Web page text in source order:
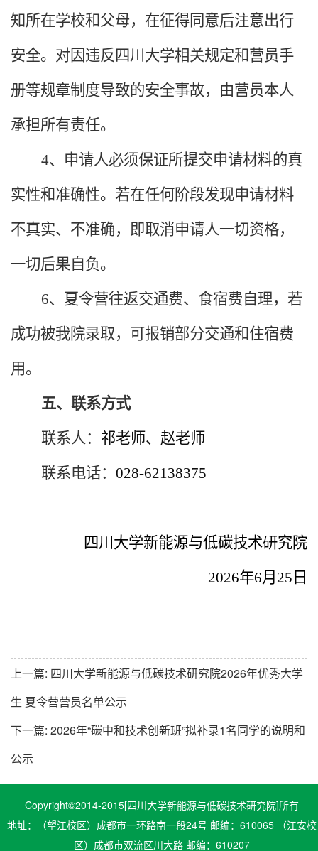
知所在学校和父母，在征得同意后注意出行
安全。对因违反四川大学相关规定和营员手
册等规章制度导致的安全事故，由营员本人
承担所有责任。
4、申请人必须保证所提交申请材料的真
实性和准确性。若在任何阶段发现申请材料
不真实、不准确，即取消申请人一切资格，
一切后果自负。
6、夏令营往返交通费、 食宿费自理， 若
成功被我院录取，可报销部分交通和住宿费
用。
五、联系方式
联系人： 祁老师、赵老师
联系电话： 028-62138375
四川大学新能源与低碳技术研究院
2026年6月 25 日
上一篇: 四川大学新能源与低碳技术研究院2026年优秀大学
生 夏令营营员名单公示
下一篇: 2026年“碳中和技术创新班”拟补录1名同学的说明和
公示
Copyright©2014-2015[四川大学新能源与低碳技术研究院]所有
地址：（望江校区）成都市一环路南一段24号 邮编：610065 （江安校
区）成都市双流区川大路 邮编：610207